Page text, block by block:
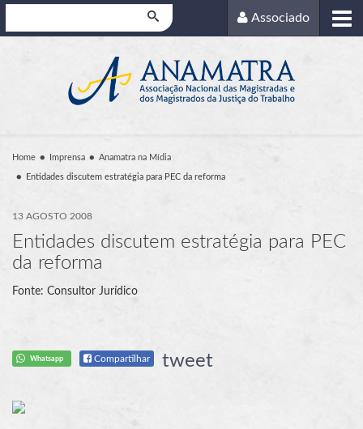
Associado
Home Imprensa Anamatra na Mídia
Entidades discutem estratégia para PEC da reforma
13 AGOSTO 2008
Entidades discutem estratégia para PEC
da reforma
Fonte: Consultor Jurídico
Whatsapp Compartilhar tweet